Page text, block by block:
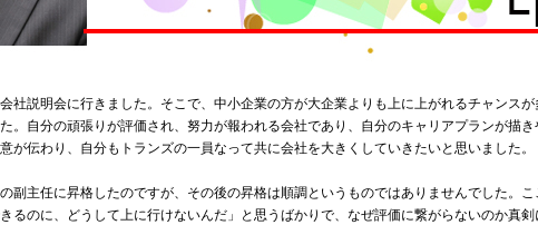
社説明会に行きました。そこで、中小企業の方が大企業よりも上に上がれるチャンス
。自分の頑張りが評価され、努力が報われる会社であり、自分のキャリアプランが描
が伝わり、自分もトランズの一員なって共に会社を大きくしていきたいと思いました。
副主任に昇格したのですが、その後の昇格は順調というものではありませんでした。
るのに、どうして上に行けないんだ」と思うばかりで、なぜ評価に繋がらないのか真